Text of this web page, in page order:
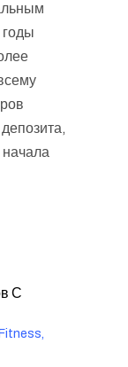
годы
С